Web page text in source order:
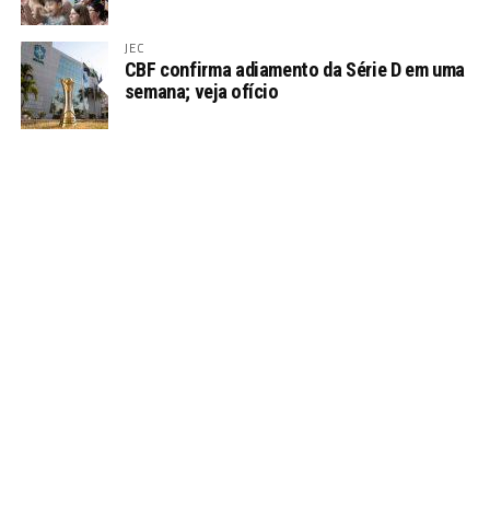
JEC
CBF confirma adiamento da Série D em uma
semana; veja ofício